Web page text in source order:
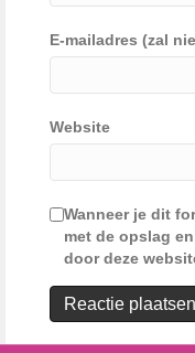
E-mailadres (zal
Website
Wanneer je dit
met de opslag
door deze